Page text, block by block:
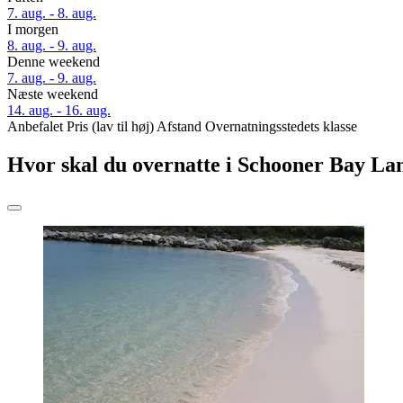
7. aug. - 8. aug.
I morgen
8. aug. - 9. aug.
Denne weekend
7. aug. - 9. aug.
Næste weekend
14. aug. - 16. aug.
Anbefalet Pris (lav til høj) Afstand Overnatningsstedets klasse
Hvor skal du overnatte i Schooner Bay